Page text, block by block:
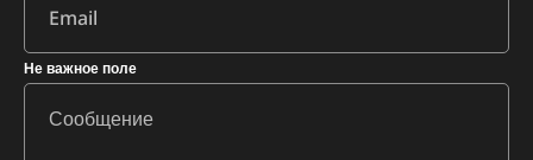
Не важное поле